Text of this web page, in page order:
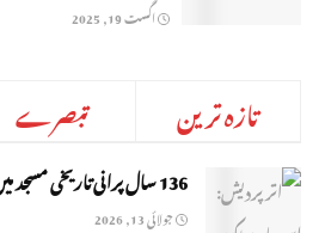
اگست 19, 2025
تبصرے تازہ ترین
136 سال پرانی تاریخی مسجد میں داخلہ بند، نماز پر بھی پابندی!
جولائی 13, 2026